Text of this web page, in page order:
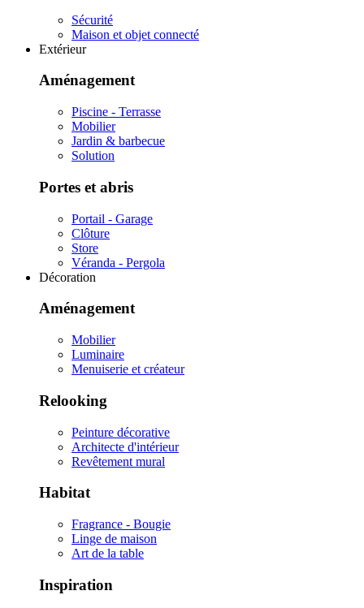
Sécurité
Maison et objet connecté
Extérieur
Aménagement
Piscine - Terrasse
Mobilier
Jardin & barbecue
Solution
Portes et abris
Portail - Garage
Clôture
Store
Véranda - Pergola
Décoration
Aménagement
Mobilier
Luminaire
Menuiserie et créateur
Relooking
Peinture décorative
Architecte d'intérieur
Revêtement mural
Habitat
Fragrance - Bougie
Linge de maison
Art de la table
Inspiration